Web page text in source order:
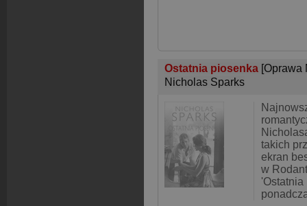
Ostatnia piosenka [Oprawa
Nicholas Sparks
takich
ekran
w
'Ostatnia